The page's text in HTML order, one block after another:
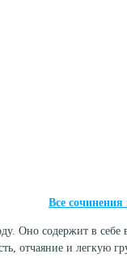
Все
Оно содержит в себе
отчаяние и легкую